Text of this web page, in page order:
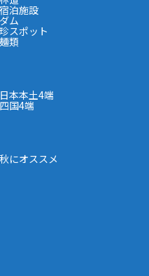
宿泊施設
ダム
珍スポット
麺類
日本本土4端
四国4端
秋にオススメ